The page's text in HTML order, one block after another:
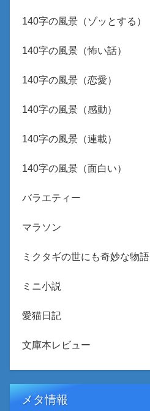
140字の風景（ゾッとする）
140字の風景（怖い話）
140字の風景（恋愛）
140字の風景（感動）
140字の風景（連載）
140字の風景（面白い）
バラエティー
マラソン
ミクタギの世にも奇妙な物語
ミニ小説
愛猫日記
文庫本レビュー
メタ情報